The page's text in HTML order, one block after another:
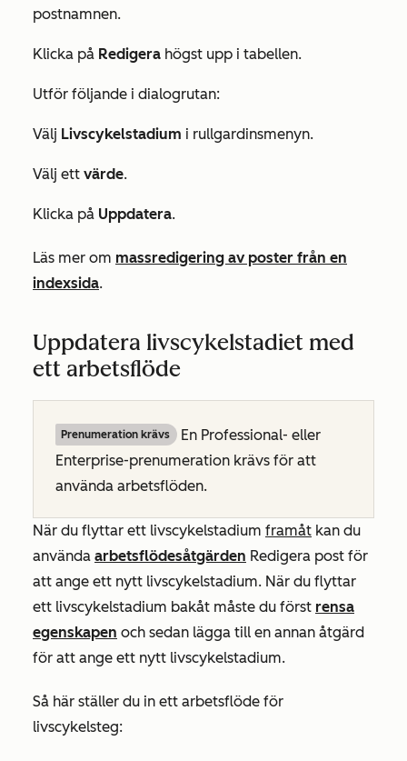
postnamnen.
Klicka på Redigera högst upp i tabellen.
Utför följande i dialogrutan:
Välj Livscykelstadium i rullgardinsmenyn.
Välj ett värde.
Klicka på Uppdatera.
Läs mer om massredigering av poster från en
indexsida.
Uppdatera livscykelstadiet med
ett arbetsflöde
Prenumeration krävs En Professional- eller
Enterprise-prenumeration krävs för att
använda arbetsflöden.
När du flyttar ett livscykelstadium framåt kan du
använda arbetsflödesåtgärden Redigera post för
att ange ett nytt livscykelstadium. När du flyttar
ett livscykelstadium bakåt måste du först rensa
egenskapen och sedan lägga till en annan åtgärd
för att ange ett nytt livscykelstadium.
Så här ställer du in ett arbetsflöde för
livscykelsteg: